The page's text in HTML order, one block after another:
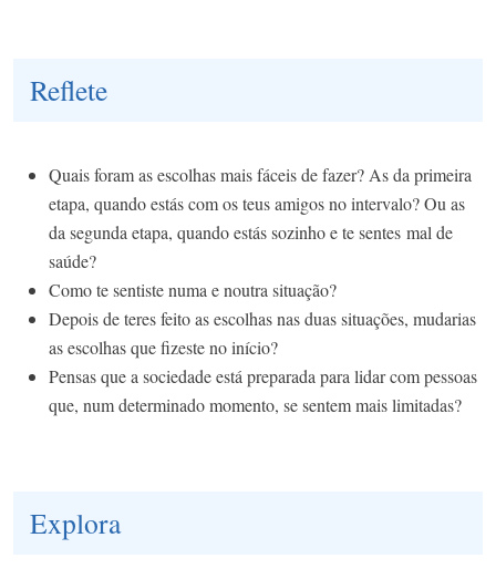
Reflete
Quais foram as escolhas mais fáceis de fazer? As da primeira
etapa, quando estás com os teus amigos no intervalo? Ou as
da segunda etapa, quando estás sozinho e te sentes mal de
saúde?
Como te sentiste numa e noutra situação?
Depois de teres feito as escolhas nas duas situações, mudarias
as escolhas que fizeste no início?
Pensas que a sociedade está preparada para lidar com pessoas
que, num determinado momento, se sentem mais limitadas?
Explora